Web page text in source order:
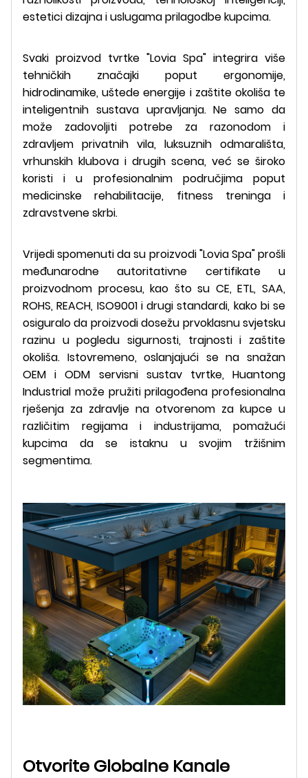
estetici dizajna i uslugama prilagodbe kupcima.
Svaki proizvod tvrtke "Lovia Spa" integrira više
tehničkih značajki poput ergonomije,
hidrodinamike, uštede energije i zaštite okoliša te
inteligentnih sustava upravljanja. Ne samo da
može zadovoljiti potrebe za razonodom i
zdravljem privatnih vila, luksuznih odmarališta,
vrhunskih klubova i drugih scena, već se široko
koristi i u profesionalnim područjima poput
medicinske rehabilitacije, fitness treninga i
zdravstvene skrbi.
Vrijedi spomenuti da su proizvodi "Lovia Spa" prošli
međunarodne autoritativne certifikate u
proizvodnom procesu, kao što su CE, ETL, SAA,
ROHS, REACH, ISO9001 i drugi standardi, kako bi se
osiguralo da proizvodi dosežu prvoklasnu svjetsku
razinu u pogledu sigurnosti, trajnosti i zaštite
okoliša. Istovremeno, oslanjajući se na snažan
OEM i ODM servisni sustav tvrtke, Huantong
Industrial može pružiti prilagođena profesionalna
rješenja za zdravlje na otvorenom za kupce u
različitim regijama i industrijama, pomažući
kupcima da se istaknu u svojim tržišnim
segmentima.
Otvorite Globalne Kanale